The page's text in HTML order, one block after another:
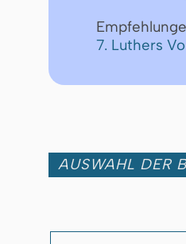
7. Luthers
AUSWAHL DER